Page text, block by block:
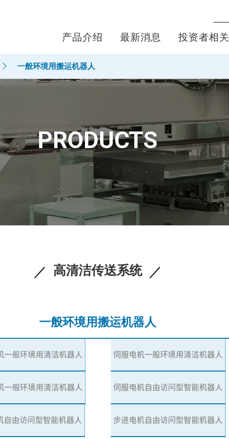
产品介绍
最新消息 投资者相关
一般环境用搬运机器人
PRODUCTS
高清洁传送系统
一般环境用搬运机器人
一般环境用清洁机器人 伺服电机一般环境用清洁机器人
一般环境用清洁机器人 伺服电机自由访问型智能机器人
自由访问型智能机器人 步进电机自由访问型智能机器人